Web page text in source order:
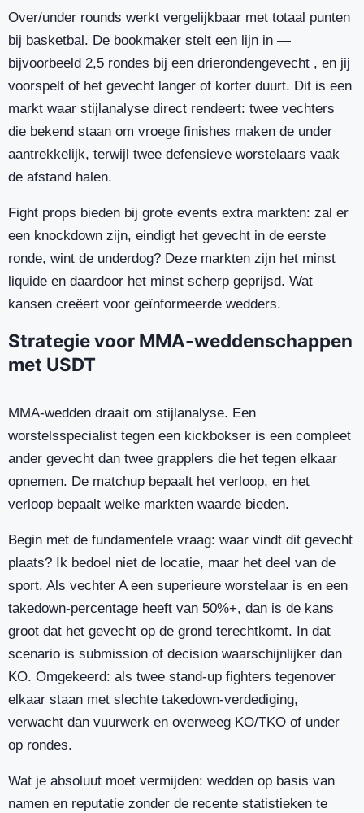
Over/under rounds werkt vergelijkbaar met totaal punten
bij basketbal. De bookmaker stelt een lijn in —
bijvoorbeeld 2,5 rondes bij een drierondengevecht , en jij
voorspelt of het gevecht langer of korter duurt. Dit is een
markt waar stijlanalyse direct rendeert: twee vechters
die bekend staan om vroege finishes maken de under
aantrekkelijk, terwijl twee defensieve worstelaars vaak
de afstand halen.
Fight props bieden bij grote events extra markten: zal er
een knockdown zijn, eindigt het gevecht in de eerste
ronde, wint de underdog? Deze markten zijn het minst
liquide en daardoor het minst scherp geprijsd. Wat
kansen creëert voor geïnformeerde wedders.
Strategie voor MMA-weddenschappen
met USDT
MMA-wedden draait om stijlanalyse. Een
worstelsspecialist tegen een kickbokser is een compleet
ander gevecht dan twee grapplers die het tegen elkaar
opnemen. De matchup bepaalt het verloop, en het
verloop bepaalt welke markten waarde bieden.
Begin met de fundamentele vraag: waar vindt dit gevecht
plaats? Ik bedoel niet de locatie, maar het deel van de
sport. Als vechter A een superieure worstelaar is en een
takedown-percentage heeft van 50%+, dan is de kans
groot dat het gevecht op de grond terechtkomt. In dat
scenario is submission of decision waarschijnlijker dan
KO. Omgekeerd: als twee stand-up fighters tegenover
elkaar staan met slechte takedown-verdediging,
verwacht dan vuurwerk en overweeg KO/TKO of under
op rondes.
Wat je absoluut moet vermijden: wedden op basis van
namen en reputatie zonder de recente statistieken te